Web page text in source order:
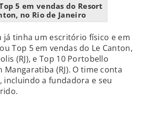
5 em vendas do Resort
no Rio de Janeiro
já tinha um escritório físico e em
Top 5 em vendas do Le Canton,
(RJ), e Top 10 Portobello
Mangaratiba (RJ). O time conta
incluindo a fundadora e seu